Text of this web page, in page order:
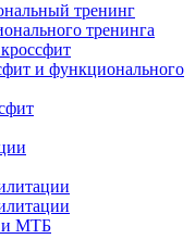
тренинг
тренинга
и функционального
и МТБ